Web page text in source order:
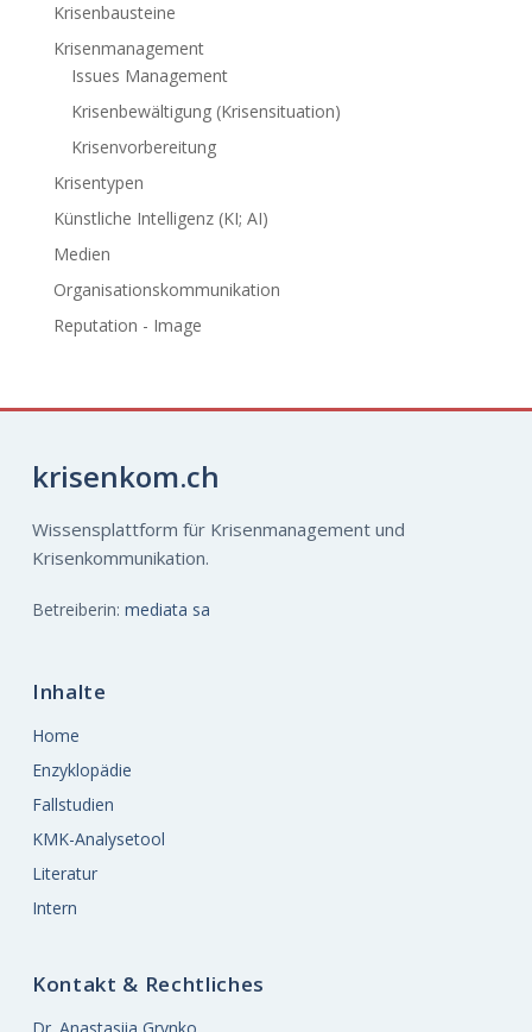
Krisenbausteine
Krisenmanagement
Issues Management
Krisenbewältigung (Krisensituation)
Krisenvorbereitung
Krisentypen
Künstliche Intelligenz (KI; AI)
Medien
Organisationskommunikation
Reputation - Image
krisenkom.ch
Wissensplattform für Krisenmanagement und
Krisenkommunikation.
Betreiberin: mediata sa
Inhalte
Home
Enzyklopädie
Fallstudien
KMK-Analysetool
Literatur
Intern
Kontakt & Rechtliches